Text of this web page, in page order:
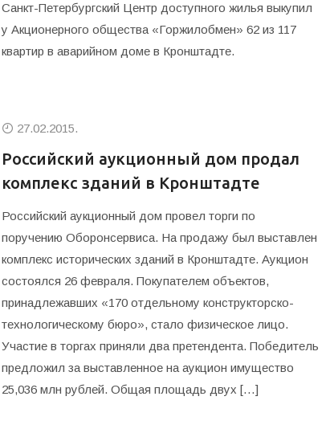
Санкт-Петербургский Центр доступного жилья выкупил
у Акционерного общества «Горжилобмен» 62 из 117
квартир в аварийном доме в Кронштадте.
27.02.2015.
Российский аукционный дом продал
комплекс зданий в Кронштадте
Российский аукционный дом провел торги по
поручению Оборонсервиса. На продажу был выставлен
комплекс исторических зданий в Кронштадте. Аукцион
состоялся 26 февраля. Покупателем объектов,
принадлежавших «170 отдельному конструкторско-
технологическому бюро», стало физическое лицо.
Участие в торгах приняли два претендента. Победитель
предложил за выставленное на аукцион имущество
25,036 млн рублей. Общая площадь двух […]